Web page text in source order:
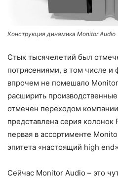
Конструкция динамика Monitor Audio
Стык тысячелетий был
потрясениями, в том числе и
впрочем не помешало
расширить
отмечен переходом
представлена серия колонок
первая в ассортименте
эпитета «настоящий high
Сейчас Monitor Audio – это